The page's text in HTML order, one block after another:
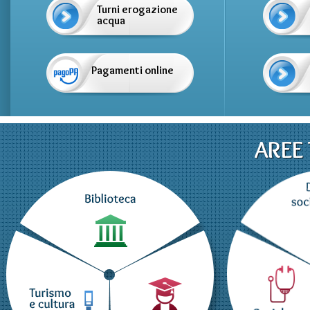
Turni erogazione
acqua
Pagamenti online